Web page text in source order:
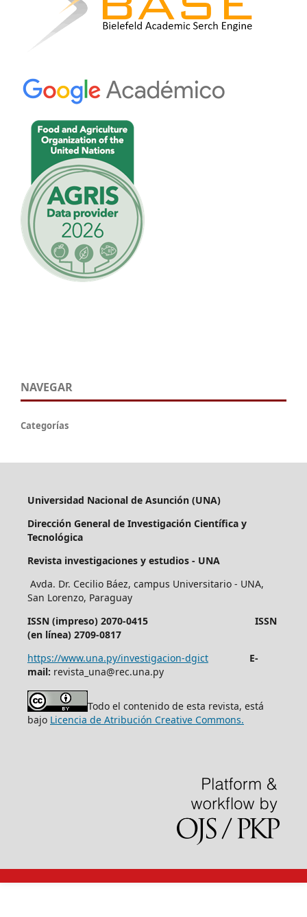
NAVEGAR
Categorías
Universidad Nacional de Asunción (UNA)
Dirección General de Investigación Científica y
Tecnológica
Revista investigaciones y estudios - UNA
Avda. Dr. Cecilio Báez, campus Universitario - UNA,
San Lorenzo, Paraguay
ISSN (impreso) 2070-0415 ISSN
(en línea) 2709-0817
https://www.una.py/investigacion-dgict
E-
mail: revista_una@rec.una.py
Todo el contenido de esta revista, está
bajo Licencia de Atribución Creative Commons.